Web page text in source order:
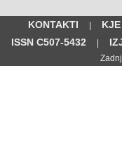
KONTAKTI |
ISSN C507-5432
|